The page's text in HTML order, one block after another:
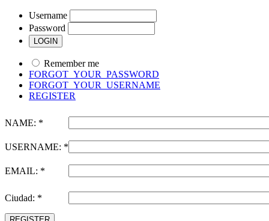
Username
Password
Remember me
FORGOT_YOUR_PASSWORD
FORGOT_YOUR_USERNAME
REGISTER
NAME: *
USERNAME: *
EMAIL: *
Ciudad: *